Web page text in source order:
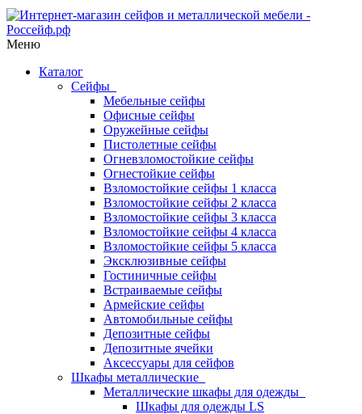
Меню
Каталог
Сейфы
Мебельные сейфы
Офисные сейфы
Оружейные сейфы
Пистолетные сейфы
Огневзломостойкие сейфы
Огнестойкие сейфы
Взломостойкие сейфы 1 класса
Взломостойкие сейфы 2 класса
Взломостойкие сейфы 3 класса
Взломостойкие сейфы 4 класса
Взломостойкие сейфы 5 класса
Эксклюзивные сейфы
Гостиничные сейфы
Встраиваемые сейфы
Армейские сейфы
Автомобильные сейфы
Депозитные сейфы
Депозитные ячейки
Аксессуары для сейфов
Шкафы металлические
Металлические шкафы для одежды
Шкафы для одежды LS